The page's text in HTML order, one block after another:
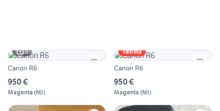
6
Canon R6
950 €
Magenta (MI)
Vetrina
Canon R6
950 €
Magenta (MI)